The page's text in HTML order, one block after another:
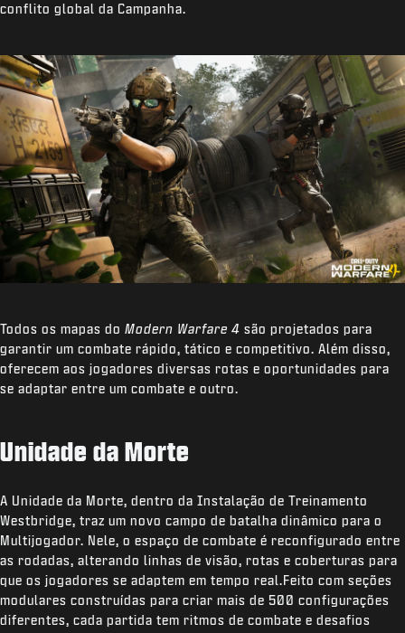
conflito global da Campanha.
Todos os mapas do Modern Warfare 4 são projetados para
garantir um combate rápido, tático e competitivo. Além disso,
oferecem aos jogadores diversas rotas e oportunidades para
se adaptar entre um combate e outro.
Unidade da Morte
A Unidade da Morte, dentro da Instalação de Treinamento
Westbridge, traz um novo campo de batalha dinâmico para o
Multijogador. Nele, o espaço de combate é reconfigurado entre
as rodadas, alterando linhas de visão, rotas e coberturas para
que os jogadores se adaptem em tempo real.Feito com seções
modulares construídas para criar mais de 500 configurações
diferentes, cada partida tem ritmos de combate e desafios